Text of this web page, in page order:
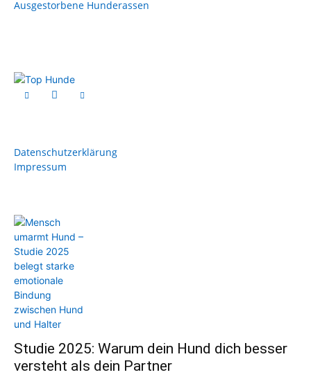
Ausgestorbene Hunderassen
Datenschutzerklärung
Impressum
Studie 2025: Warum dein Hund dich besser
versteht als dein Partner